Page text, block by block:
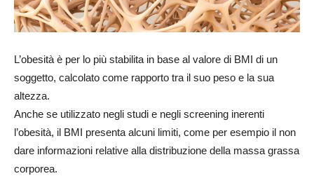
L’obesità è per lo più stabilita in base al valore di BMI di un
soggetto, calcolato come rapporto tra il suo peso e la sua
altezza.
Anche se utilizzato negli studi e negli screening inerenti
l’obesità, il BMI presenta alcuni limiti, come per esempio il non
dare informazioni relative alla distribuzione della massa grassa
corporea.